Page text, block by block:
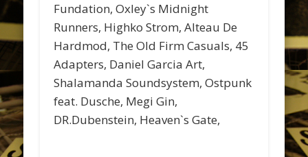
Fundation, Oxley`s Midnight
Runners, Highko Strom, Alteau De
Hardmod, The Old Firm Casuals, 45
Adapters, Daniel Garcia Art,
Shalamanda Soundsystem, Ostpunk
feat. Dusche, Megi Gin,
DR.Dubenstein, Heaven`s Gate,